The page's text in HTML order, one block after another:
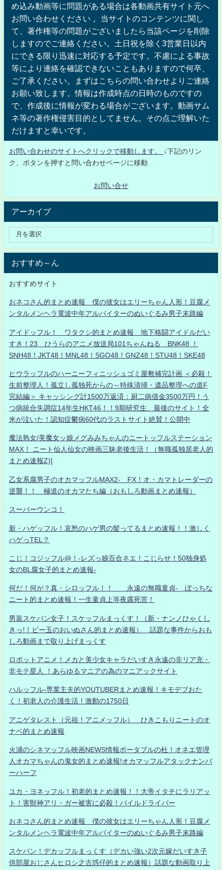
め込み動画等に問題がある場合は各動画共有サイト元へ
お問い合わせください 。当サイトのコンテンツに関し
て、著作権等の問題がございましたら当該ページを削除
しますのでご連絡ください。土日祝を除く3営業日以内
にできる限り迅速に対応する予定です。不慮による事故
等により連絡を確認できないこともありますので何卒、
ご了承ください。まずはこちらの問い合わせよりご連絡
お願い致します。情報は作成時点の日時のものですの
で、作成後に情報が変わる場合がございます。動画サム
ネ等の著作権侵害目的としてません。その点ご理解いた
だけますと幸いです。
お問い合わせのサイトへクリックで移動します。
↓下記のリン
ク、ボタンを押すと問い合わせページに移動
お問い合せ
アーカイブ
おすすめ～ん
おすすめサイト
おネコさん的まとめ速報 僕の彼女はエリーちゃん人形！豆腐メ
ンタルメンヘラ電波中年アルバイターのぬいぐるみ男子末路編
アイドッフル！ ワタクシ的まとめ速報 地下格闘アイドルだい
すき！23 ひうらのアニメ放送局101ちゃんねる BNK48 ！
SNH48！JKT48！MNL48！SGO48！GNZ48！STU48！SKE48
ヒウラッフルのハーニーフィニッシュゴミ屋敷補完計画 ＜必殺！
生前整理人！孤立し孤独死からの～特殊清掃・遺品整理への道F
完結編＞ キャッシング計1500万返済：厨二病借金3500万円！う
つ病統合失調症14年生HKT46！！9期研究生、最後のサイト！全
米が泣いた！認知症鬱病60代のラストサイト絶賛！公開中
魔法熟女/美魔女ッ娘メグみみちゃんのニートッフルステーション
MAX！ ニート仙人仙女の映画三昧老後生活！（無職孤独居老人的
まとめ速報Z)]
乙女系腐男子のオカマッフルMAX2- FX！オ・カマトレーダーの
逆襲！！ 極道のオカマたち編（おもしろ動画まとめ速報）
スーパーウンコ！
新・ハゲッフル！哀愁のハゲ男の髪ってるまとめ速報！！激しく
ハゲっTEL？
こじ！コジッフル@！-レズっ娘百合ネエ！こじらせ！50独身処
女のBL腐女子的まとめ速報-
何だ！何が？真・シロッフル！！ 永遠の無職童貞- ぼっちな
ニート的まとめ速報！一生童貞上等夜露死苦！
男装スケバン女子！スケッフルまっくす！（新・ナンノひゃくし
きっ!！ビー玉のおいぬさん的まとめ速報） 話題な事件からおも
しろ動画まで取り上げまっくす
ロボットアニメ！メカと美少女キャラだいすき永遠の非リア充・
非モテ星人 ！あらゆるマニアの為のマニアックサイト
ハルッフル-専業主夫的YOUTUBERまとめ速報！キモデブおた
く！初老人の介護生活！激動の1750日
アニゲタレスト（元祖！アニメッフル） ひきこもりニートのオ
ナベ的まとめ速報
火浦のシネマッフル映画NEWS情報ポータブルの杜！オネエ管理
人オカマちゃんの鬼女的まとめ速報!オカマッフルアタックナンバ
ーハーフ
ユカ・ヨネッフル！初老的まとめ速報！！大帝イタチにラリアッ
ト！害獣神アリ・ガー被害に必殺！パイルドライバー
おネコさん的まとめ速報 僕の彼女はエリーちゃん人形！豆腐メ
ンタルメンヘラ電波中年アルバイターのぬいぐるみ男子末路編
スケバン！デカッフルまっくす（デカい強い2次元嫁だいすき子
供部屋おじさんヒロシ之古惑仔的まとめ速報）話題な動画取り上